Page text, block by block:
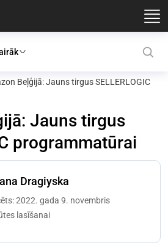
Beļģijā: Jauns tirgus SELLERLOGIC
Jauns tirgus
programmatūrai
Dragiyska
2022. gada 9. novembris
lasīšanai